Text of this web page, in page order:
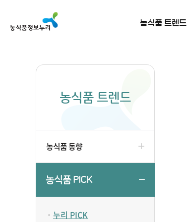
농식품 트렌드
농식품 트렌드
농식품 동향
농식품 PICK
누리 PICK